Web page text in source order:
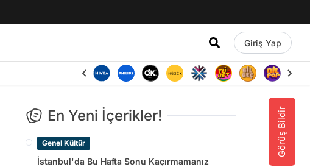
Giriş Yap
Görüş Bildir
En Yeni İçerikler!
Genel Kültür
İstanbul'da Bu Hafta Sonu Kaçırmamanız